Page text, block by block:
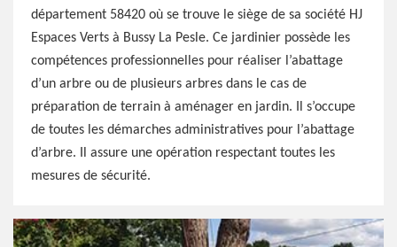
département 58420 où se trouve le siège de sa société HJ
Espaces Verts à Bussy La Pesle. Ce jardinier possède les
compétences professionnelles pour réaliser l’abattage
d’un arbre ou de plusieurs arbres dans le cas de
préparation de terrain à aménager en jardin. Il s’occupe
de toutes les démarches administratives pour l’abattage
d’arbre. Il assure une opération respectant toutes les
mesures de sécurité.